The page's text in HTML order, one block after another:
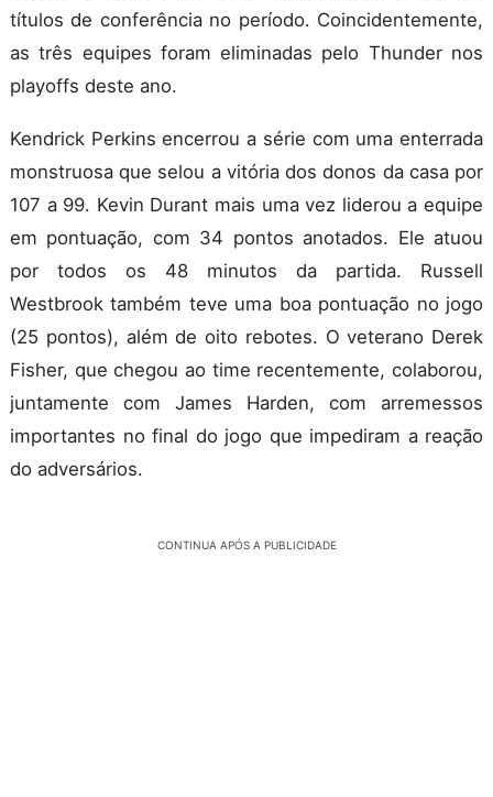
títulos de conferência no período. Coincidentemente,
as três equipes foram eliminadas pelo Thunder nos
playoffs deste ano.
Kendrick Perkins encerrou a série com uma enterrada
monstruosa que selou a vitória dos donos da casa por
107 a 99. Kevin Durant mais uma vez ​​liderou a equipe
em pontuação, com 34 pontos anotados. Ele atuou
por todos os 48 minutos da partida. Russell
Westbrook também teve uma boa pontuação no jogo
(25 pontos), além de oito rebotes. O veterano Derek
Fisher, que chegou ao time recentemente, colaborou,
juntamente com James Harden, com arremessos
importantes no final do jogo que impediram a reação
do adversários.
CONTINUA APÓS A PUBLICIDADE